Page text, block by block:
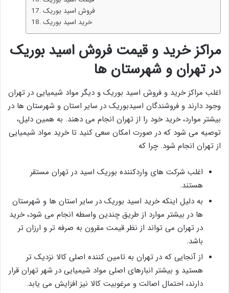
فروش ‌اسید بوریک
خرید اسید بوریک
مراکز خرید و قیمت فروش اسید بوریک
در تهران و شهرستان‌ ها
اغلب مراکز خرید و فروش اسید بوریک و دیگر مواد شیمیایی در تهران
وجود دارند و فروشندگان اسیدبوریک در سایر استان و شهرستان ها در
بیشتر موارد، خرید خود را از تهران انجام می دهند. به همین دلیل،
توصیه می شود که در صورت امکان سعی کنید تا خرید مواد شیمیایی
از تهران انجام شود. چرا که
اغلب شرکت های واردکننده بوریک اسید در تهران مستقر
هستند.
به دلیل اینکه خرید اسید بوریک در سایر استان ها و شهرستان
ها در بیشتر موارد از طریق چندین واسطه انجام می شود، خرید
در تهران می تواند از نظر قیمت مقرون به صرفه تر و ارزان تر
باشد.
از آنجایی که در تهران به تامین کننده اصلی کالا نزدیک تر
هستید و بیشتر انبارهای اصلی مواد شیمیایی در شهر تهران قرار
دارند، احتمال اصالت و مرغوبیت کالا نیز افزایش می یابد.